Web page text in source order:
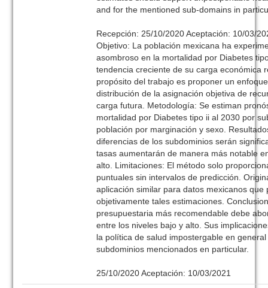
and for the mentioned sub-
Recepción: 25/10/2020 Aceptación: 10/03/
Objetivo: La población mexicana ha
asombroso en la mortalidad por Diabetes
tendencia creciente de su carga económica
propósito del trabajo es proponer un
distribución de la asignación objetiva de
carga futura. Metodología: Se estiman
mortalidad por Diabetes tipo ii al 2030 por
población por marginación y sexo.
diferencias de los subdominios serán
tasas aumentarán de manera más notable
alto. Limitaciones: El método solo
puntuales sin intervalos de predicción.
aplicación similar para datos mexicanos que
objetivamente tales estimaciones.
presupuestaria más recomendable debe
entre los niveles bajo y alto. Sus
la política de salud impostergable en
subdominios
25/10/2020 Aceptación: 10/03/2021